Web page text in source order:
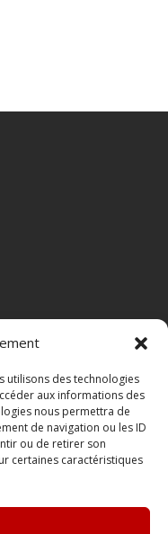
utilisons des technologies
aux informations des
nous permettra de
de navigation ou les ID
ou de retirer son
certaines caractéristiques